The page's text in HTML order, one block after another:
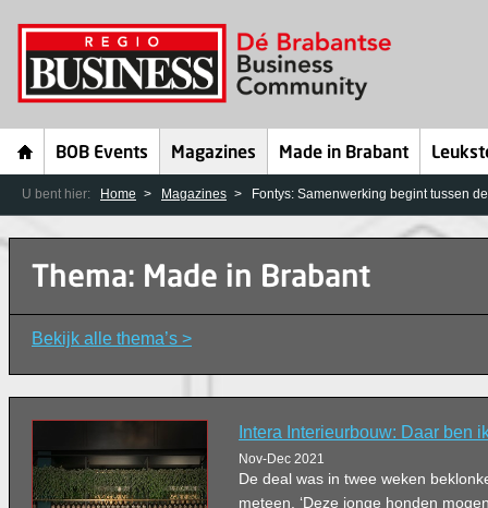
BOB Events Magazines Made in Brabant
U bent hier: Home Magazines Fontys: Samenwerking begint tussen
Thema: Made in Brabant
Bekijk alle thema’s >
Intera Interieurbouw: Daar ben
Nov-Dec 2021
De deal was in twee weken
meteen. ‘Deze jonge honden